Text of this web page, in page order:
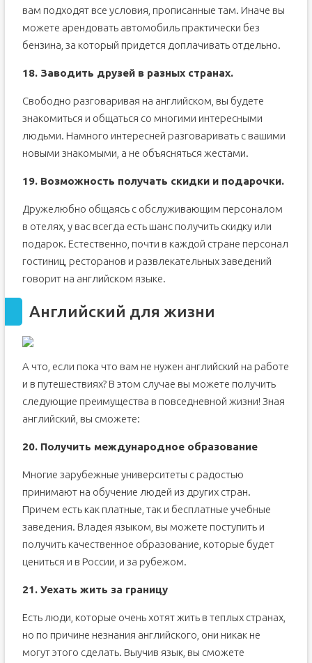
вам подходят все условия, прописанные там. Иначе вы
можете арендовать автомобиль практически без
бензина, за который придется доплачивать отдельно.
18. Заводить друзей в разных странах.
Свободно разговаривая на английском, вы будете
знакомиться и общаться со многими интересными
людьми. Намного интересней разговаривать с вашими
новыми знакомыми, а не объясняться жестами.
19. Возможность получать скидки и подарочки.
Дружелюбно общаясь с обслуживающим персоналом
в отелях, у вас всегда есть шанс получить скидку или
подарок. Естественно, почти в каждой стране персонал
гостиниц, ресторанов и развлекательных заведений
говорит на английском языке.
Английский для жизни
А что, если пока что вам не нужен английский на работе
и в путешествиях? В этом случае вы можете получить
следующие преимущества в повседневной жизни! Зная
английский, вы сможете:
20. Получить международное образование
Многие зарубежные университеты с радостью
принимают на обучение людей из других стран.
Причем есть как платные, так и бесплатные учебные
заведения. Владея языком, вы можете поступить и
получить качественное образование, которые будет
цениться и в России, и за рубежом.
21. Уехать жить за границу
Есть люди, которые очень хотят жить в теплых странах,
но по причине незнания английского, они никак не
могут этого сделать. Выучив язык, вы сможете